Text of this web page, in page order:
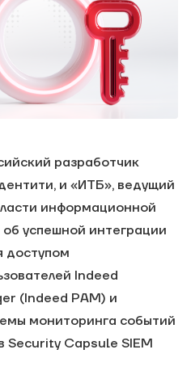
разработчик
и «ИТБ», ведущий
информационной
успешной интеграции
доступом
Indeed
(Indeed PAM) и
мониторинга событий
Security Capsule SIEM